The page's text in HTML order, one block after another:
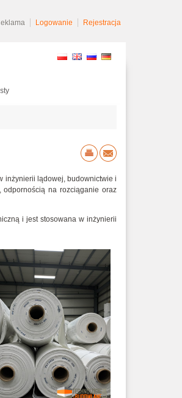
Logowanie Rejestracja
inżynierii lądowej, budownictwie i
odpornością na rozciąganie oraz
i jest stosowana w inżynierii